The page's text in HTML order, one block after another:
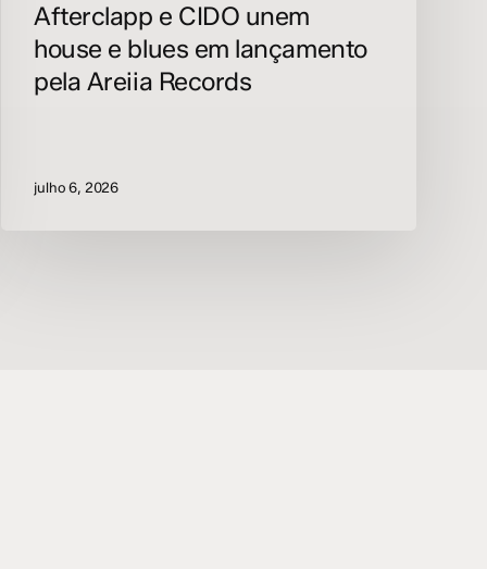
Afterclapp e CIDO unem
house e blues em lançamento
pela Areiia Records
julho 6, 2026